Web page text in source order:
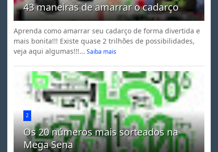
43 maneiras de amarrar o cadarço
Aprenda como amarrar seu cadarço de forma divertida e
mais bonita!!! Existe quase 2 trilhões de possibilidades,
veja aqui algumas!!!... Saiba mais
2
Os 20 números mais sorteados na
Mega Sena